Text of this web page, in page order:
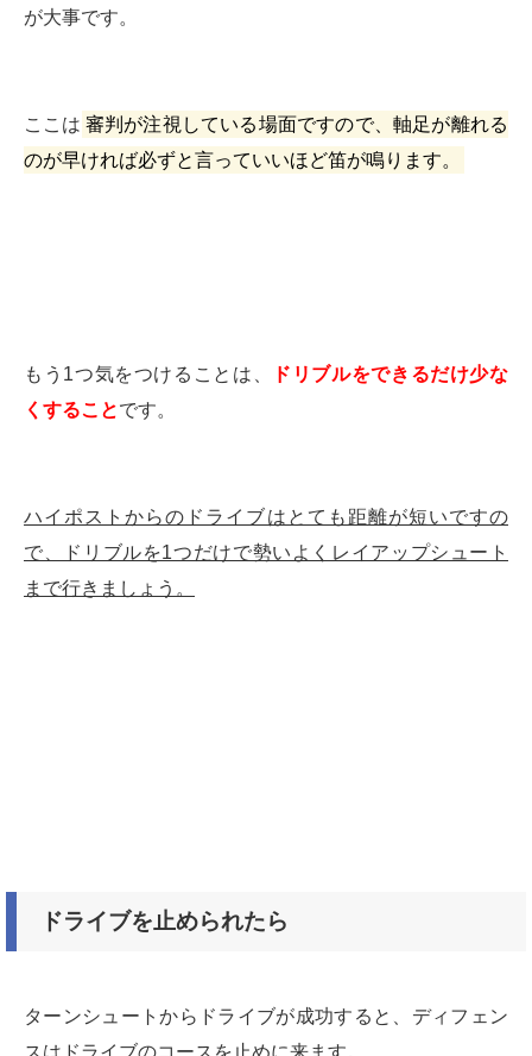
が大事です。
ここは 審判が注視している場面ですので、軸足が離れる
のが早ければ必ずと言っていいほど笛が鳴ります。
もう1つ気をつけることは、
ドリブルをできるだけ少な
くすることです。
ハイポストからのドライブはとても距離が短いですの
で、ドリブルを1つだけで勢いよくレイアップシュート
まで行きましょう。
ドライブを止められたら
ターンシュートからドライブが成功すると、ディフェン
スはドライブのコースを止めに来ます。